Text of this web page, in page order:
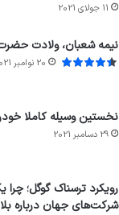
11 جولای 2021
نیمه شعبان، ولادت
20 نوامبر 2021
نخستین وسیله کاملا
29 دسامبر 2021
رویکرد ترسناک گوگل؛ چرا
شرکت‌های جهان درباره